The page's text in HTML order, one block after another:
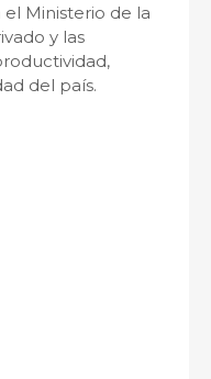
Ministerio de la
y las
del país.